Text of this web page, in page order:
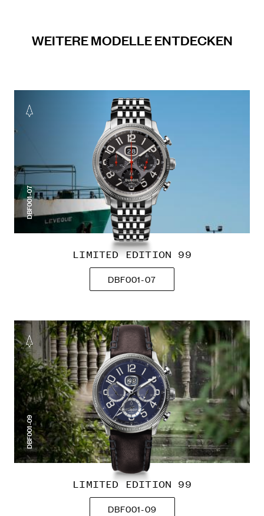
WEITERE MODELLE ENTDECKEN
DBF001-07
LIMITED EDITION 99
DBF001-07
DBF001-09
LIMITED EDITION 99
DBF001-09